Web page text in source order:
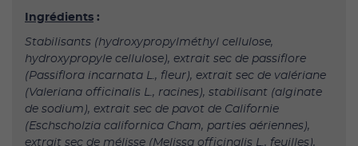
Ingrédients :
Stabilisants (hydroxypropylméthyl cellulose,
hydroxypropyle cellulose), extrait sec de passiflore
(Passiflora incarnata L., fleur), extrait sec de valériane
(Valeriana officinalis L., racines), stabilisant (alginate
de sodium), extrait sec de pavot de Californie
(Eschscholzia californica Cham, parties aériennes),
extrait sec de mélisse (Melissa officinalis L., feuilles),